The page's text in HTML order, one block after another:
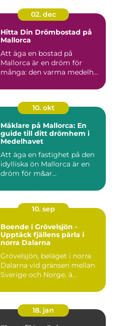
02. dec
Hitta Din Drömbostad på
Mallorca
Att äga en bostad på
Mallorca är en dröm för
många: den varma medelh...
10. okt
Mäklare på Mallorca: En
guide till ditt drömhem i
Medelhavet
Att äga en fastighet på den
idylliska ön Mallorca är en
dröm för m&ar...
10. sep
Boende i Grövelsjön -
Upptäck fjällens pärla i
norra Dalarna
Grövelsjön, beläget i norra
Dalarna vid gränsen mellan
Sverige och Norge, ä...
18. jan